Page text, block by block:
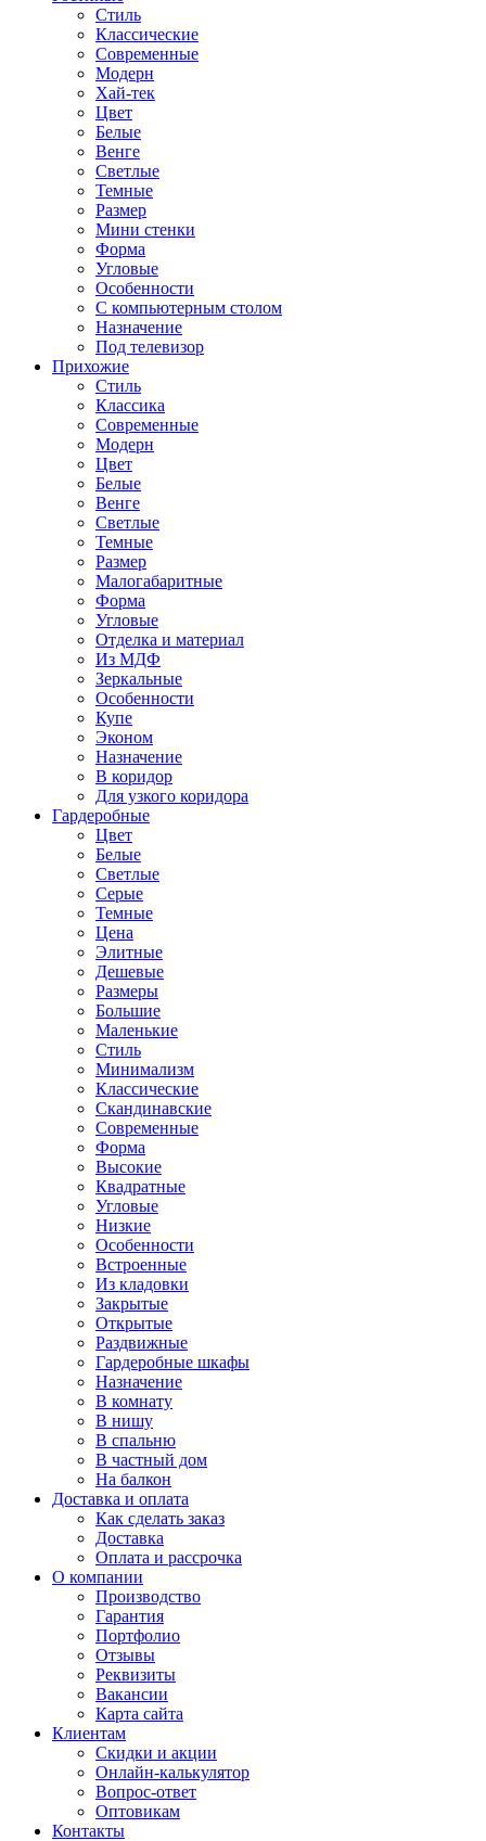
Стиль
Классические
Современные
Модерн
Хай-тек
Цвет
Белые
Венге
Светлые
Темные
Размер
Мини стенки
Форма
Угловые
Особенности
С компьютерным столом
Назначение
Под телевизор
Прихожие
Стиль
Классика
Современные
Модерн
Цвет
Белые
Венге
Светлые
Темные
Размер
Малогабаритные
Форма
Угловые
Отделка и материал
Из МДФ
Зеркальные
Особенности
Купе
Эконом
Назначение
В коридор
Для узкого коридора
Гардеробные
Цвет
Белые
Светлые
Серые
Темные
Цена
Элитные
Дешевые
Размеры
Большие
Маленькие
Стиль
Минимализм
Классические
Скандинавские
Современные
Форма
Высокие
Квадратные
Угловые
Низкие
Особенности
Встроенные
Из кладовки
Закрытые
Открытые
Раздвижные
Гардеробные шкафы
Назначение
В комнату
В нишу
В спальню
В частный дом
На балкон
Доставка и оплата
Как сделать заказ
Доставка
Оплата и рассрочка
О компании
Производство
Гарантия
Портфолио
Отзывы
Реквизиты
Вакансии
Карта сайта
Клиентам
Скидки и акции
Онлайн-калькулятор
Вопрос-ответ
Оптовикам
Контакты